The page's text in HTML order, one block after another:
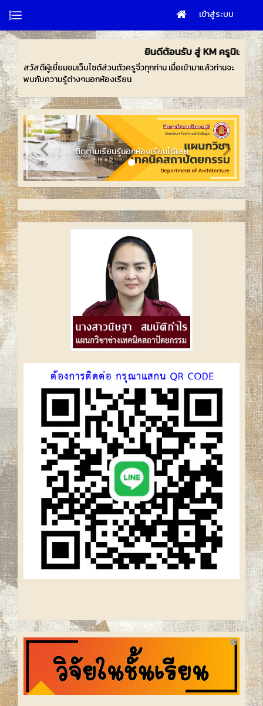
เข้าสู่ระบบ
ยินดีต้อนรับ สู่ KM ครูนิษฐา สมบัติกำไร (ครูจิ๋ว)
สวัสดีผู้เยี่ยมชมเว็บไซต์ส่วนตัวครูจิ๋วทุกท่าน เมื่อเข้ามาแล้วท่านจะ
พบกับความรู้ต่างๆนอกห้องเรียน
ติดตามเรียนรู้นอกห้องเรียนได้เลย